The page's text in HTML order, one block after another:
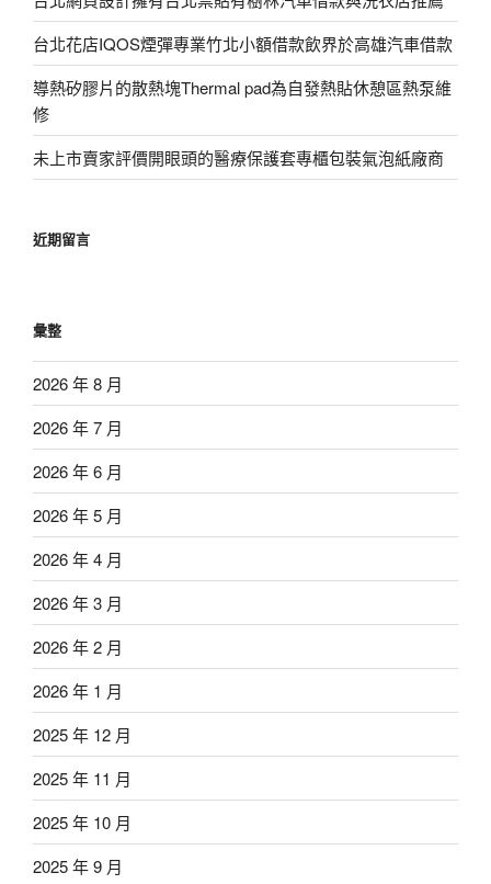
台北花店IQOS煙彈專業竹北小額借款飲界於高雄汽車借款
導熱矽膠片的散熱塊Thermal pad為自發熱貼休憩區熱泵維
修
未上市賣家評價開眼頭的醫療保護套專櫃包裝氣泡紙廠商
近期留言
彙整
2026 年 8 月
2026 年 7 月
2026 年 6 月
2026 年 5 月
2026 年 4 月
2026 年 3 月
2026 年 2 月
2026 年 1 月
2025 年 12 月
2025 年 11 月
2025 年 10 月
2025 年 9 月